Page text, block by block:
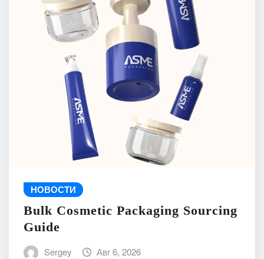
НОВОСТИ
Bulk Cosmetic Packaging Sourcing
Guide
Sergey Авг 6, 2026